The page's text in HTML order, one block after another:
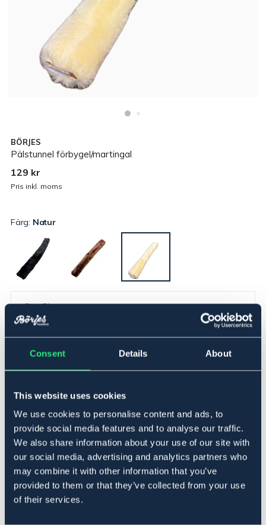
Consent Details About
This website uses cookies
We use cookies to personalise content and ads, to
provide social media features and to analyse our traffic.
We also share information about your use of our site with
our social media, advertising and analytics partners who
may combine it with other information that you’ve
provided to them or that they’ve collected from your use
of their services.
BÖRJES
Pälstunnel förbygel/martingal
129 kr
Pris inkl. moms
Färg: Natur
One Size
Tillfälligt slut, inkommande Se lager i butik
Genom att bevaka produkten får du automatiskt ett
mail när varan åter är i lager:
Bevaka
Produktbeskrivning